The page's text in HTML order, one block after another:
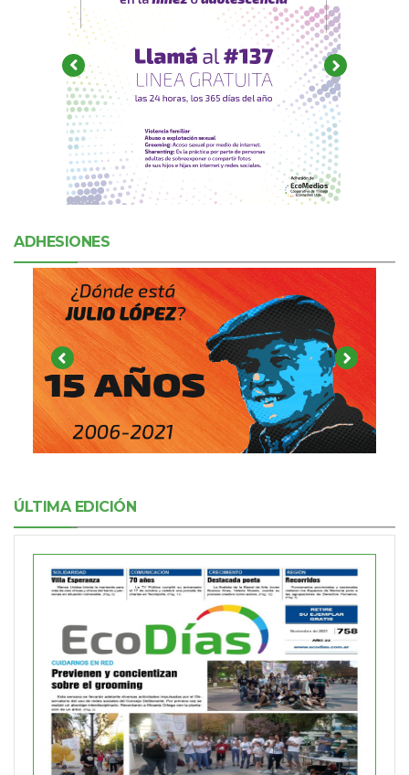
ADHESIONES
ÚLTIMA EDICIÓN